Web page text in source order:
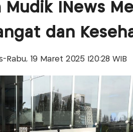
INews
dan
Rabu, 19 Maret 2025 |20:28 WIB